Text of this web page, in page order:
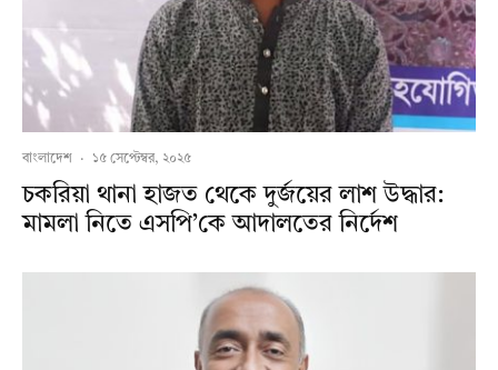
বাংলাদেশ · ১৫ সেপ্টেম্বর, ২০২৫
চকরিয়া থানা হাজত থেকে দুর্জয়ের লাশ উদ্ধার:
মামলা নিতে এসপি’কে আদালতের নির্দেশ